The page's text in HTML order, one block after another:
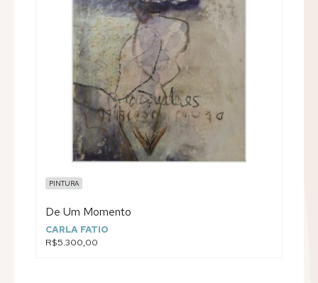
PINTURA
De Um Momento
CARLA FATIO
R$5.300,00